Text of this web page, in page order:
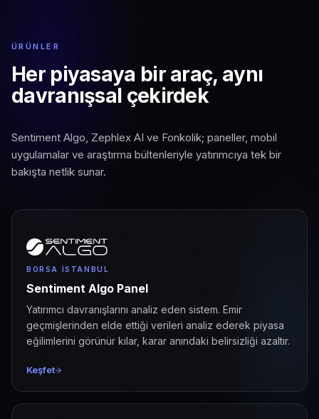
ÜRÜNLER
Her piyasaya bir araç, aynı
davranışsal çekirdek
Sentiment Algo, Zephlex AI ve Fonkolik; paneller, mobil
uygulamalar ve araştırma bültenleriyle yatırımcıya tek bir
bakışta netlik sunar.
BORSA İSTANBUL
Sentiment Algo Panel
Yatırımcı davranışlarını analiz eden sistem. Emir
geçmişlerinden elde ettiği verileri analiz ederek piyasa
eğilimlerini görünür kılar, karar anındaki belirsizliği azaltır.
Keşfet